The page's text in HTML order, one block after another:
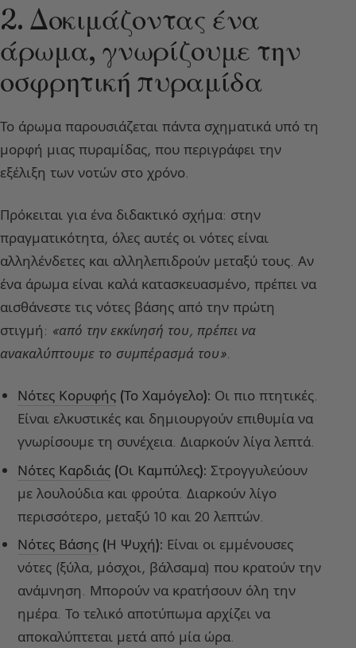
2. Δοκιμάζοντας ένα
άρωμα, γνωρίζουμε την
οσφρητική πυραμίδα
Το άρωμα παρουσιάζεται πάντα σχηματικά υπό τη
μορφή μιας πυραμίδας, που περιγράφει την
εξέλιξη των νοτών στο χρόνο.
Πρόκειται για ένα διδακτικό σχήμα: στην
πραγματικότητα, όλες αυτές οι νότες είναι
αλληλένδετες και αλληλεπιδρούν μεταξύ τους. Αν
ένα άρωμα είναι καλά κατασκευασμένο, πρέπει να
αισθάνεστε τις νότες βάσης από την πρώτη
στιγμή: «από την εκκίνησή του, πρέπει να
ανακαλύπτουμε το συμπέρασμά του».
Νότες Κορυφής (Το Χαμόγελο): Οι πιο πτητικές.
Είναι ελκυστικές και δημιουργούν επιθυμία να
γνωρίσουμε τη συνέχεια. Διαρκούν λίγα λεπτά.
Νότες Καρδιάς (Οι Καμπύλες): Στρογγυλεύουν
με λουλούδια και φρούτα. Διαρκούν λίγο
περισσότερο, μεταξύ 10 και 20 λεπτών.
Νότες Βάσης (Η Ψυχή): Είναι οι εμμένουσες
νότες (ξύλα, μόσχοι, βάλσαμα) που κρατούν την
ανάμνηση. Μπορούν να κρατήσουν όλη την
ημέρα. Το τελικό αποτύπωμα αρχίζει να
αποκαλύπτεται μετά από μία ώρα.